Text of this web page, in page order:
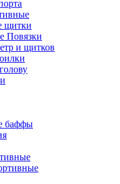
щитки
Повязки
и щитков
баффы